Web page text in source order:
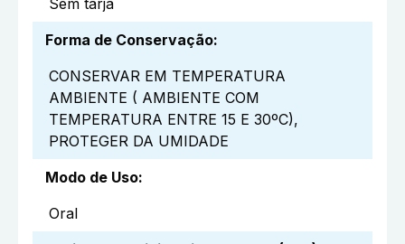
Sem tarja
Forma de Conservação:
CONSERVAR EM TEMPERATURA
AMBIENTE ( AMBIENTE COM
TEMPERATURA ENTRE 15 E 30ºC),
PROTEGER DA UMIDADE
Modo de Uso:
Oral